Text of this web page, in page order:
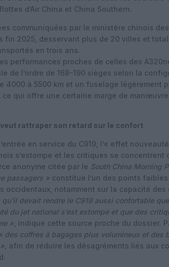
d’Air China et China Southern.
communiquées par le ministère chinois
fin 2025, desservant plus de 20 villes et
en trois ans.
performances proches de celles des
de l’ordre de 168–190 sièges selon la
4000 à 5500 km et un fuselage légèrement
ce qui offre une certaine marge de
veut rattraper son retard sur le confort
en service du C919, l’« effet
s’estompe et les critiques se concentrent
anonyme citée par le South China Morning
passagers » constitue l’un des points
occidentaux, notamment sur la capacité des
qu’il devait rendre le C919 aussi confortable
du jet national s’est estompé et que des
» , indique cette source proche du dossier.
des coffres à bagages plus volumineux et des
afin de réduire les désagréments liés aux